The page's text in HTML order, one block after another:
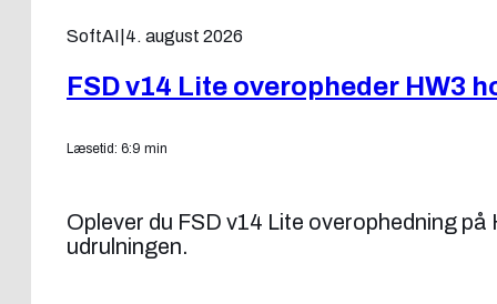
SoftAI 4. august 2026
FSD v14 Lite overopheder HW3
Læsetid: 6:9 min
Oplever du FSD v14 Lite overophedning
udrulningen.